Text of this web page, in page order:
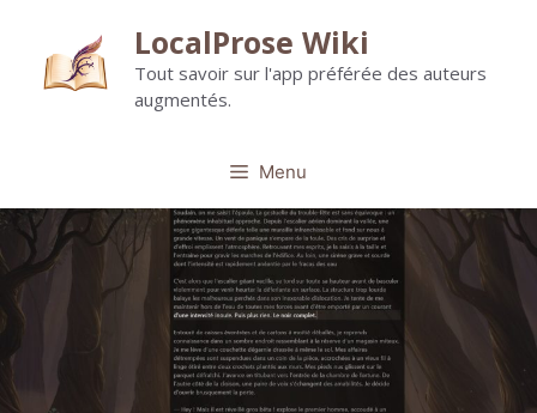
contenu
LocalProse Wiki
Tout savoir sur l'app préférée des auteurs
augmentés.
Menu